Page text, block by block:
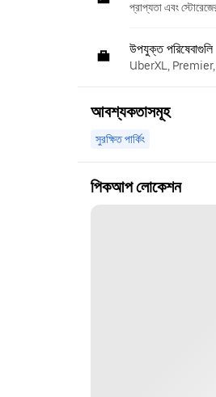
প্রাপ্যতা এবং
উপযুক্ত পরিষেবাগুলি
UberXL,
আবশ্যকতাসমূহ
সুরক্ষিত পার্কিং
পিকআপ লোকেশন